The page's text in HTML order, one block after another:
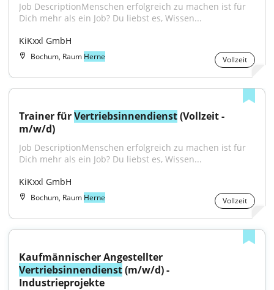
Job DescriptionMenschen erfolgreich zu machen ist für
Dich mehr als ein Job? Du liebst es, Wissen...
KiKxxl GmbH
Bochum, Raum Herne Vollzeit
Trainer für Vertriebsinnendienst (Vollzeit -
m/w/d)
Job DescriptionMenschen erfolgreich zu machen ist für
Dich mehr als ein Job? Du liebst es, Wissen...
KiKxxl GmbH
Bochum, Raum Herne Vollzeit
Vertriebsinnendienst (m/w/d) -
Industrieprojekte